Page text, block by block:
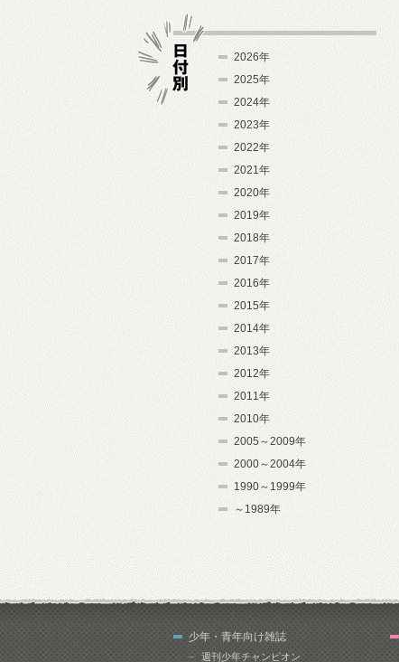
2026年
2025年
2024年
2023年
2022年
2021年
2020年
2019年
2018年
2017年
2016年
2015年
2014年
2013年
2012年
2011年
2010年
2005～2009年
2000～2004年
1990～1999年
～1989年
少年・青年向け雑誌
週刊少年チャンピオン